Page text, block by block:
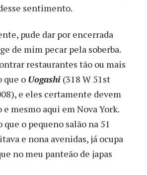
sentimento.
pude dar por encerrada
de mim pecar pela soberba.
restaurantes tão ou mais
que o Uogashi (318 W 51st
e eles certamente devem
e mesmo aqui em Nova York.
o pequeno salão na 51
e nona avenidas, já ocupa
no meu panteão de japas